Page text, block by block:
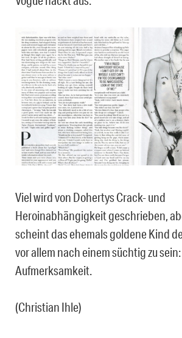
Viel wird von Dohertys Crack- und
Heroinabhängigkeit geschrieben,
scheint das ehemals goldene Kind
vor allem nach einem süchtig zu
Aufmerksamkeit.
(Christian Ihle)